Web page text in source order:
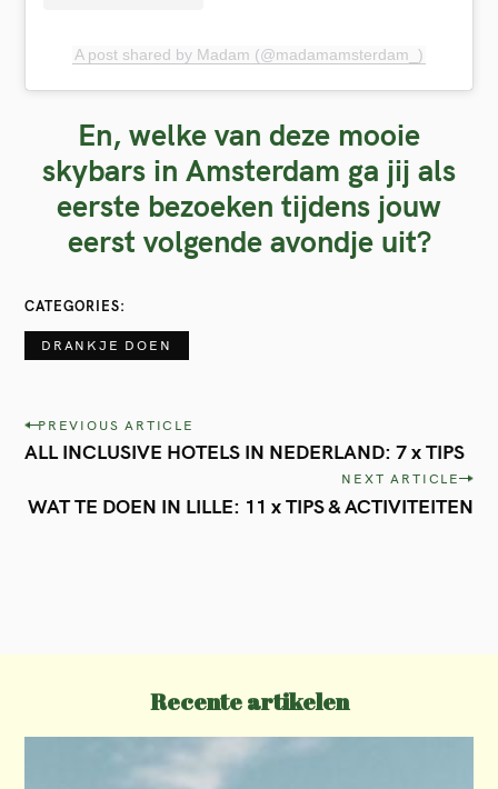
A post shared by Madam (@madamamsterdam_)
En, welke van deze mooie
skybars in Amsterdam ga jij als
eerste bezoeken tijdens jouw
eerst volgende avondje uit?
CATEGORIES
DRANKJE DOEN
P
o
s
a
PREVIOUS ARTICLE
ALL INCLUSIVE HOTELS IN NEDERLAND: 7 x TIPS
NEXT ARTICLE
WAT TE DOEN IN LILLE: 11 x TIPS & ACTIVITEITEN
Recente artikelen